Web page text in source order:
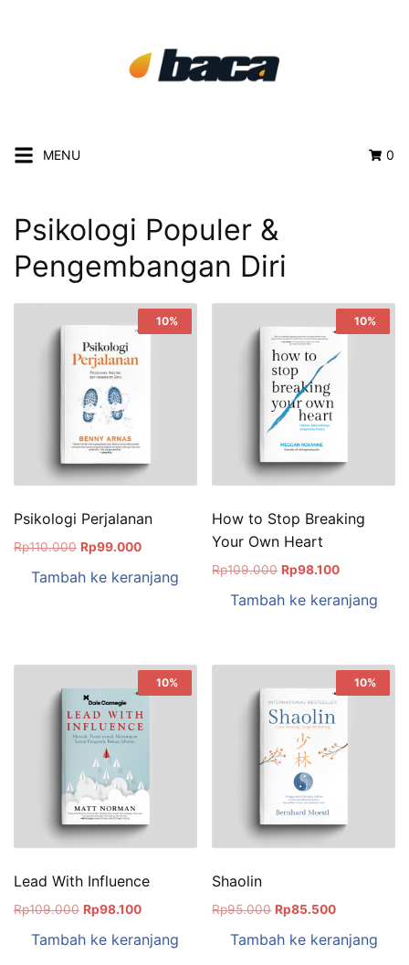
MENU 0
Psikologi Populer &
Pengembangan Diri
Sale!
10%
Psikologi Perjalanan
Rp110.000 Rp99.000
Tambah ke keranjang
Sale!
10%
How to Stop Breaking
Your Own Heart
Rp109.000 Rp98.100
Tambah ke keranjang
Sale!
10%
Lead With Influence
Rp109.000 Rp98.100
Tambah ke keranjang
Sale!
10%
Shaolin
Rp95.000 Rp85.500
Tambah ke keranjang